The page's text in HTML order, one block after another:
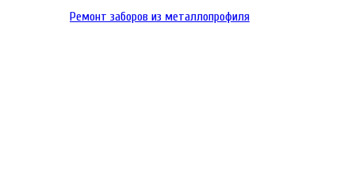
Ремонт заборов из металлопрофиля